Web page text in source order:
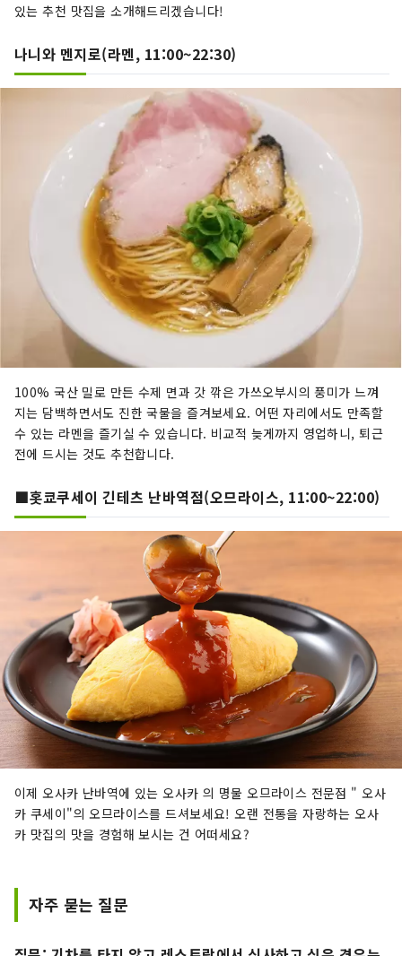
있는 추천 맛집을 소개해드리겠습니다!
나니와 멘지로(라멘, 11:00~22:30)
100% 국산 밀로 만든 수제 면과 갓 깎은 가쓰오부시의 풍미가 느껴
지는 담백하면서도 진한 국물을 즐겨보세요. 어떤 자리에서도 만족할
수 있는 라멘을 즐기실 수 있습니다. 비교적 늦게까지 영업하니, 퇴근
전에 드시는 것도 추천합니다.
■홋쿄쿠세이 긴테츠 난바역점(오므라이스, 11:00~22:00)
이제 오사카 난바역에 있는 오사카 의 명물 오므라이스 전문점 " 오사
카 쿠세이"의 오므라이스를 드셔보세요! 오랜 전통을 자랑하는 오사
카 맛집의 맛을 경험해 보시는 건 어떠세요?
자주 묻는 질문